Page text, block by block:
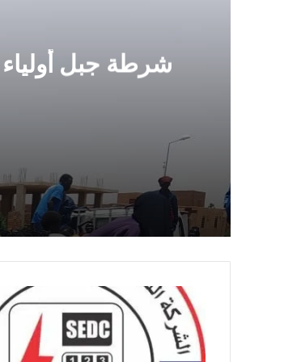
منذ 8 ساعات
شرطة جبل أولياء تضبط 190 أجنبياً مخالفاً خلال حملة أمنية